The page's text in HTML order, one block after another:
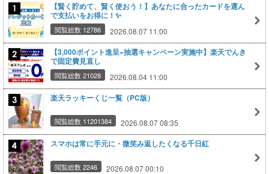
【賢く貯めて、賢く使おう！】あなたに合ったカードを選ん
で支払いをお得に！✨
閲覧総数 12786 2026.08.07 11:00
【3,000ポイント進呈×抽選キャンペーン実施中】楽天でんき
で固定費見直し
閲覧総数 21028 2026.08.04 11:00
楽天ラッキーくじ一覧（PC版）
閲覧総数 11201384 2026.08.07 08:35
スマホは常に手元に・微笑み返したくなる千日紅
閲覧総数 2246 2026.08.07 00:10